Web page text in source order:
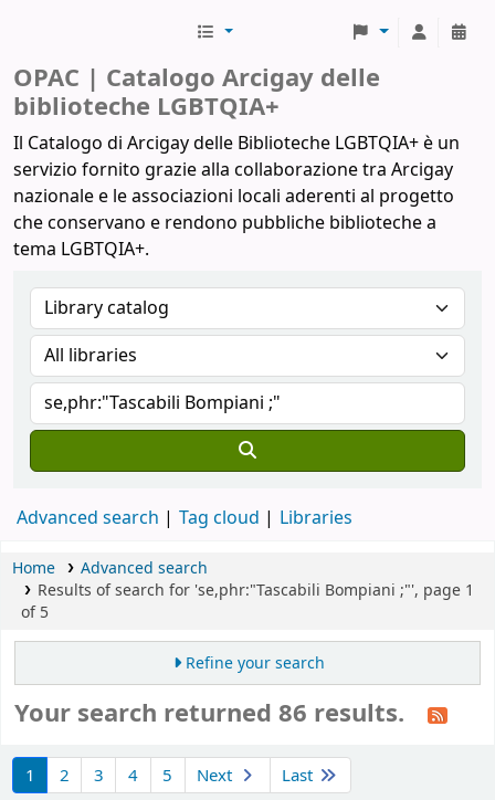
OPAC | Catalogo Arcigay delle
biblioteche LGBTQIA+
Il Catalogo di Arcigay delle Biblioteche LGBTQIA+ è un
servizio fornito grazie alla collaborazione tra Arcigay
nazionale e le associazioni locali aderenti al progetto
che conservano e rendono pubbliche biblioteche a
tema LGBTQIA+.
Advanced search Tag cloud Libraries
Home
Advanced search
Results of search for 'se,phr:"Tascabili Bompiani ;"', page 1
of 5
Refine your search
Your search returned 86 results.
1 2 3 4 5 Next Last